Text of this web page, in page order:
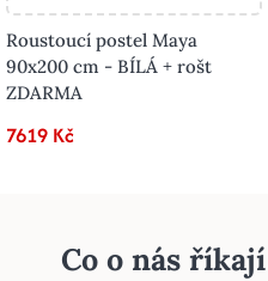
Roustoucí postel Maya
90x200 cm - BÍLÁ + rošt
ZDARMA
7619 Kč
Co o nás